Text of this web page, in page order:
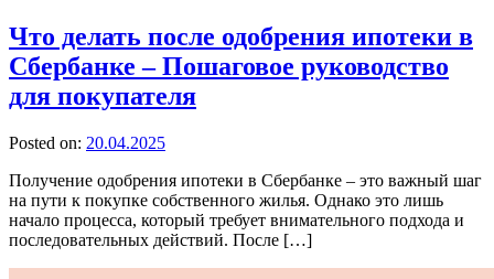
Что делать после одобрения ипотеки в
Сбербанке – Пошаговое руководство
для покупателя
Posted on: 20.04.2025
Получение одобрения ипотеки в Сбербанке – это важный шаг
на пути к покупке собственного жилья. Однако это лишь
начало процесса, который требует внимательного подхода и
последовательных действий. После […]